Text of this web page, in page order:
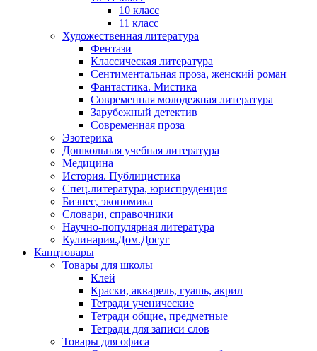
10 класс
11 класс
Художественная литература
Фентази
Классическая литература
Сентиментальная проза, женский роман
Фантастика. Мистика
Современная молодежная литература
Зарубежный детектив
Современная проза
Эзотерика
Дошкольная учебная литература
Медицина
История. Публицистика
Спец.литература, юриспруденция
Бизнес, экономика
Словари, справочники
Научно-популярная литература
Кулинария.Дом.Досуг
Канцтовары
Товары для школы
Клей
Краски, акварель, гуашь, акрил
Тетради ученические
Тетради общие, предметные
Тетради для записи слов
Товары для офиса